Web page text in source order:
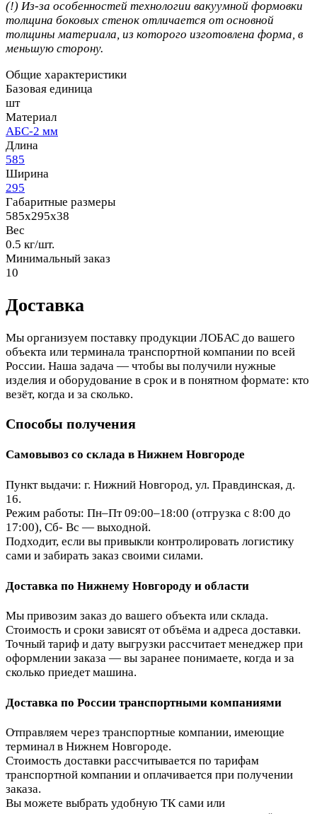
(!) Из-за особенностей технологии вакуумной формовки
толщина боковых стенок отличается от основной
толщины материала, из которого изготовлена форма, в
меньшую сторону.
Общие характеристики
Базовая единица
шт
Материал
АБС-2 мм
Длина
585
Ширина
295
Габаритные размеры
585x295x38
Вес
0.5 кг/шт.
Минимальный заказ
10
Доставка
Мы организуем поставку продукции ЛОБАС до вашего
объекта или терминала транспортной компании по всей
России. Наша задача — чтобы вы получили нужные
изделия и оборудование в срок и в понятном формате: кто
везёт, когда и за сколько.
Способы получения
Самовывоз со склада в Нижнем Новгороде
Пункт выдачи: г. Нижний Новгород, ул. Правдинская, д.
16.
Режим работы: Пн–Пт 09:00–18:00 (отгрузка с 8:00 до
17:00), Сб- Вс — выходной.
Подходит, если вы привыкли контролировать логистику
сами и забирать заказ своими силами.
Доставка по Нижнему Новгороду и области
Мы привозим заказ до вашего объекта или склада.
Стоимость и сроки зависят от объёма и адреса доставки.
Точный тариф и дату выгрузки рассчитает менеджер при
оформлении заказа — вы заранее понимаете, когда и за
сколько приедет машина.
Доставка по России транспортными компаниями
Отправляем через транспортные компании, имеющие
терминал в Нижнем Новгороде.
Стоимость доставки рассчитывается по тарифам
транспортной компании и оплачивается при получении
заказа.
Вы можете выбрать удобную ТК сами или